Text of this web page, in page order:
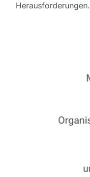
Herausforderungen.